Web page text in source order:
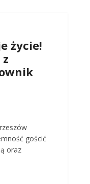
życie!
gościć
oraz